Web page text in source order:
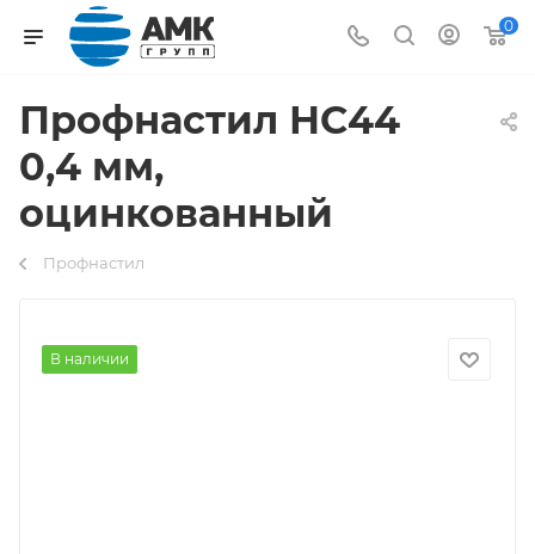
0
Профнастил НС44
0,4 мм,
оцинкованный
Профнастил
В наличии